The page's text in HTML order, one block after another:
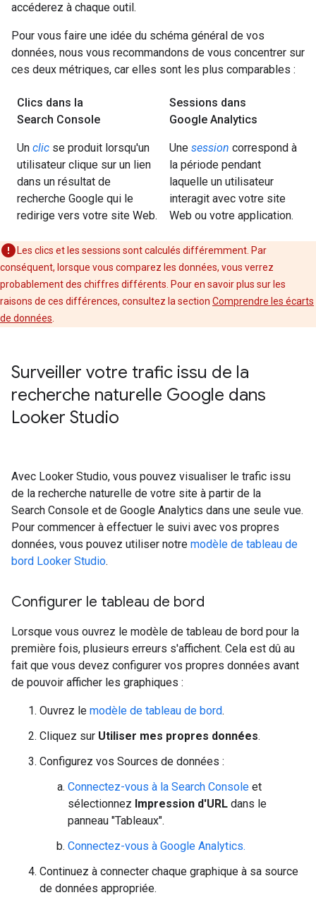
accéderez à chaque outil.
Pour vous faire une idée du schéma général de vos
données, nous vous recommandons de vous concentrer sur
ces deux métriques, car elles sont les plus comparables :
Clics dans la
Search Console
Un clic se produit lorsqu'un
utilisateur clique sur un lien
dans un résultat de
recherche Google qui le
redirige vers votre site Web.
Sessions dans
Google Analytics
Une session correspond à
la période pendant
laquelle un utilisateur
interagit avec votre site
Web ou votre application.
Les clics et les sessions sont calculés différemment. Par
conséquent, lorsque vous comparez les données, vous verrez
probablement des chiffres différents. Pour en savoir plus sur les
raisons de ces différences, consultez la section Comprendre les écarts
de données
Surveiller votre trafic issu de la
recherche naturelle Google dans
Looker Studio
Avec Looker Studio, vous pouvez visualiser le trafic issu
de la recherche naturelle de votre site à partir de la
Search Console et de Google Analytics dans une seule vue.
Pour commencer à effectuer le suivi avec vos propres
données, vous pouvez utiliser notre modèle de tableau de
bord Looker Studio.
Configurer le tableau de bord
Lorsque vous ouvrez le modèle de tableau de bord pour la
première fois, plusieurs erreurs s'affichent. Cela est dû au
fait que vous devez configurer vos propres données avant
de pouvoir afficher les graphiques :
Ouvrez le modèle de tableau de bord.
Cliquez sur Utiliser mes propres données.
Configurez vos Sources de données :
Connectez-vous à la Search Console et
sélectionnez Impression d'URL dans le
panneau "Tableaux".
Connectez-vous à Google Analytics.
Continuez à connecter chaque graphique à sa source
de données appropriée.